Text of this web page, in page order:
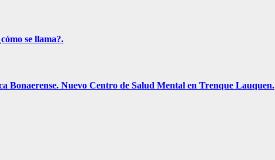
se llama?.
Bonaerense. Nuevo Centro de Salud Mental en Trenque Lauquen.